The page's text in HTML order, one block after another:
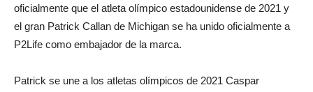
oficialmente que el atleta olímpico estadounidense de 2021 y
el gran Patrick Callan de Michigan se ha unido oficialmente a
P2Life como embajador de la marca.
Patrick se une a los atletas olímpicos de 2021 Caspar